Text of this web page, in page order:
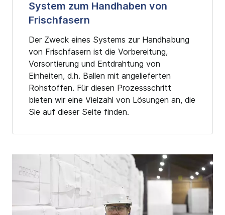
System zum Handhaben von
Frischfasern
Der Zweck eines Systems zur Handhabung
von Frischfasern ist die Vorbereitung,
Vorsortierung und Entdrahtung von
Einheiten, d.h. Ballen mit angelieferten
Rohstoffen. Für diesen Prozessschritt
bieten wir eine Vielzahl von Lösungen an, die
Sie auf dieser Seite finden.